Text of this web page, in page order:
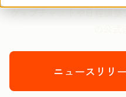
ウェブチャットや日程調整
ニュースリリ